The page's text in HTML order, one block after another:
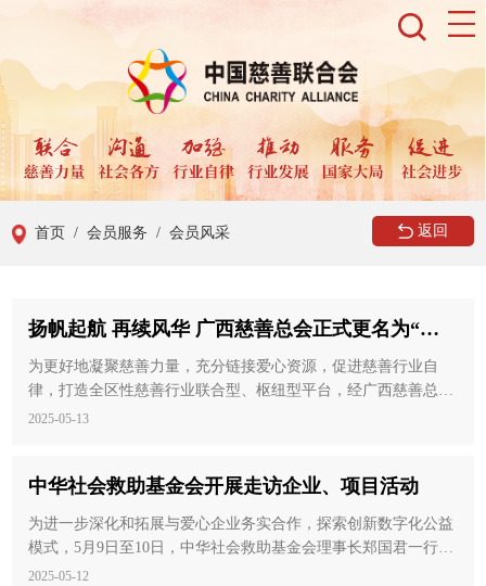
首页 / 会员服务 / 会员风采 返回
扬帆起航 再续风华 广西慈善总会正式更名为“广
西慈善联合总会”
为更好地凝聚慈善力量，充分链接爱心资源，促进慈善行业自
律，打造全区性慈善行业联合型、枢纽型平台，经广西慈善总会
第五届第三次会员大会决议通过，报经自治区民政厅审核批准，
2025-05-13
中华社会救助基金会开展走访企业、项目活动
为进一步深化和拓展与爱心企业务实合作，探索创新数字化公益
模式，5月9日至10日，中华社会救助基金会理事长郑国君一行赴
深圳走访了中国平安保险（集团）有限公司、腾讯科技有限公司
2025-05-12